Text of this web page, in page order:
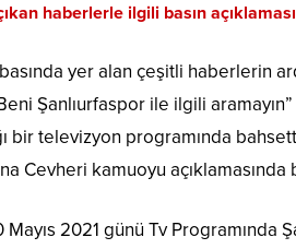
haberlerle ilgili basın
yer alan çeşitli haberlerin
Şanlıurfaspor ile ilgili
bir televizyon programında
Cevheri kamuoyu açıklamasında
2021 günü Tv Programında